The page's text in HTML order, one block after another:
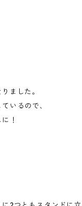
ました。
いるので、
！